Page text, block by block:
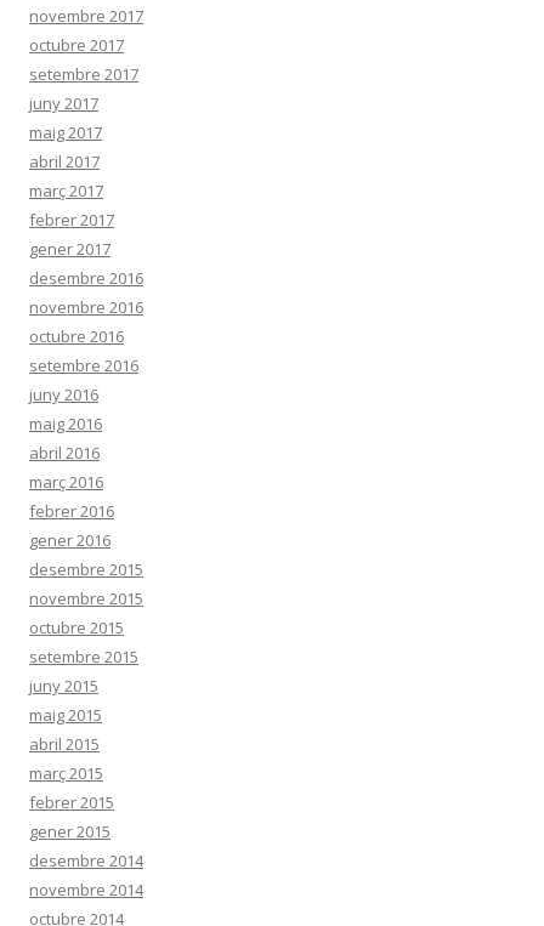
novembre 2017
octubre 2017
setembre 2017
juny 2017
maig 2017
abril 2017
març 2017
febrer 2017
gener 2017
desembre 2016
novembre 2016
octubre 2016
setembre 2016
juny 2016
maig 2016
abril 2016
març 2016
febrer 2016
gener 2016
desembre 2015
novembre 2015
octubre 2015
setembre 2015
juny 2015
maig 2015
abril 2015
març 2015
febrer 2015
gener 2015
desembre 2014
novembre 2014
octubre 2014